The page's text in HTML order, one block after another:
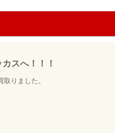
スへ！！！
りました。